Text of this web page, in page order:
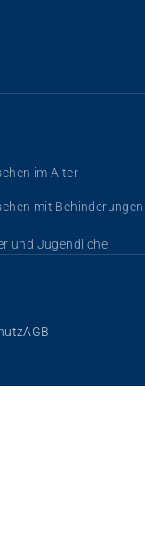
im Alter
mit Behinderungen
und Jugendliche
AGB